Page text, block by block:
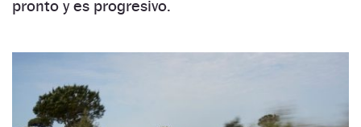
pronto y es progresivo.